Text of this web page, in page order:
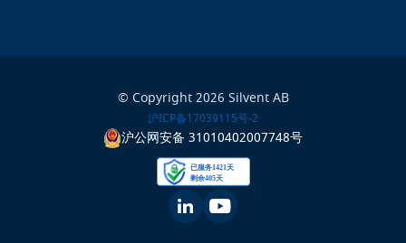
© Copyright 2026 Silvent AB
沪ICP备17039115号-2
沪公网安备 31010402007748号